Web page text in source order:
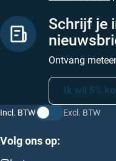
Schrijf je
Ontvang
Ik wil 5%
Incl. BTW Excl. BTW
Volg ons op: